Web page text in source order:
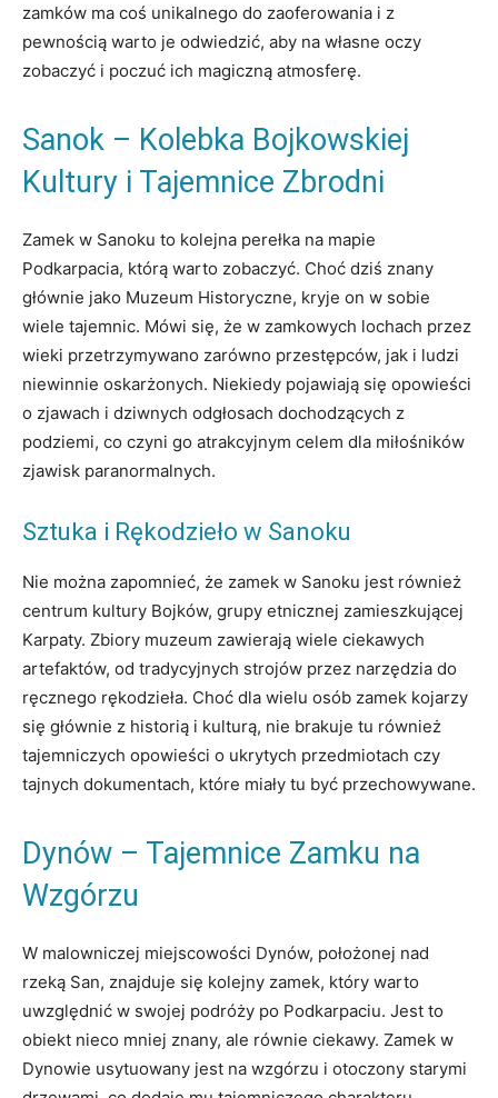
zamków ma coś unikalnego do zaoferowania i z
pewnością warto je odwiedzić, aby na własne oczy
zobaczyć i poczuć ich magiczną atmosferę.
Sanok – Kolebka Bojkowskiej
Kultury i Tajemnice Zbrodni
Zamek w Sanoku to kolejna perełka na mapie
Podkarpacia, którą warto zobaczyć. Choć dziś znany
głównie jako Muzeum Historyczne, kryje on w sobie
wiele tajemnic. Mówi się, że w zamkowych lochach przez
wieki przetrzymywano zarówno przestępców, jak i ludzi
niewinnie oskarżonych. Niekiedy pojawiają się opowieści
o zjawach i dziwnych odgłosach dochodzących z
podziemi, co czyni go atrakcyjnym celem dla miłośników
zjawisk paranormalnych.
Sztuka i Rękodzieło w Sanoku
Nie można zapomnieć, że zamek w Sanoku jest również
centrum kultury Bojków, grupy etnicznej zamieszkującej
Karpaty. Zbiory muzeum zawierają wiele ciekawych
artefaktów, od tradycyjnych strojów przez narzędzia do
ręcznego rękodzieła. Choć dla wielu osób zamek kojarzy
się głównie z historią i kulturą, nie brakuje tu również
tajemniczych opowieści o ukrytych przedmiotach czy
tajnych dokumentach, które miały tu być przechowywane.
Dynów – Tajemnice Zamku na
Wzgórzu
W malowniczej miejscowości Dynów, położonej nad
rzeką San, znajduje się kolejny zamek, który warto
uwzględnić w swojej podróży po Podkarpaciu. Jest to
obiekt nieco mniej znany, ale równie ciekawy. Zamek w
Dynowie usytuowany jest na wzgórzu i otoczony starymi